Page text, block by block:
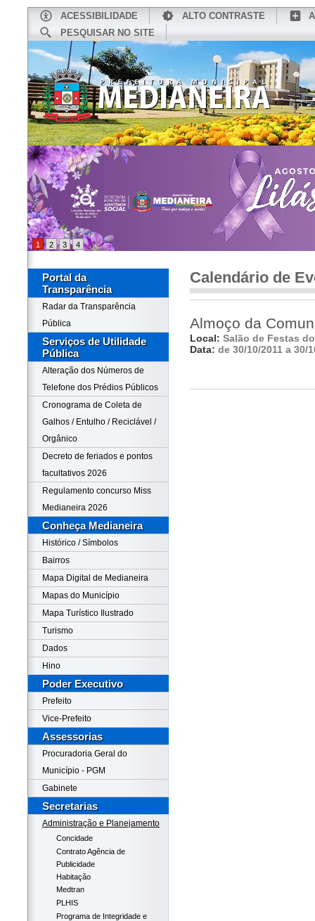
ACESSIBILIDADE ALTO CONTRASTE
PESQUISAR NO SITE
CONHEÇA MEDIANEIRA
1 2 3 4
Portal da
Transparência
Radar da Transparência
Pública
Serviços de Utilidade
Pública
Alteração dos Números de
Telefone dos Prédios Públicos
Cronograma de Coleta de
Galhos / Entulho / Reciclável /
Orgânico
Decreto de feriados e pontos
facultativos 2026
Regulamento concurso Miss
Medianeira 2026
Conheça Medianeira
Histórico / Símbolos
Bairros
Mapa Digital de Medianeira
Mapas do Município
Mapa Turístico Ilustrado
Turismo
Dados
Hino
Poder Executivo
Prefeito
Vice-Prefeito
Assessorias
Procuradoria Geral do
Município - PGM
Gabinete
Secretarias
Administração e Planejamento
Concidade
Contrato Agência de
Publicidade
Habitação
Medtran
PLHIS
Programa de Integridade e
Calendário de
Almoço da
Local: Salão de Festas
Data: de 30/10/2011 a 30/